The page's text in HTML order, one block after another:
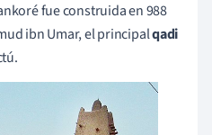
fue construida en 988
ibn Umar, el principalqadi